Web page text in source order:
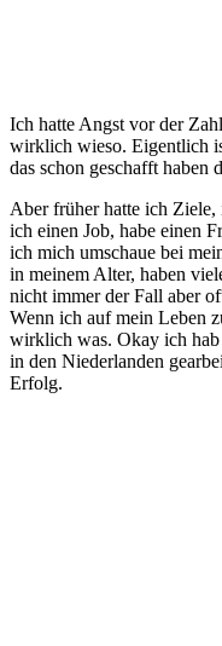
Ich hatte Angst vor der
wirklich wieso. Eigentlich
das schon geschafft haben
Aber früher hatte ich
ich einen Job, habe einen
ich mich umschaue bei
in meinem Alter, haben
nicht immer der Fall aber
Wenn ich auf mein Leben
wirklich was. Okay ich hab
in den Niederlanden
Erfolg.